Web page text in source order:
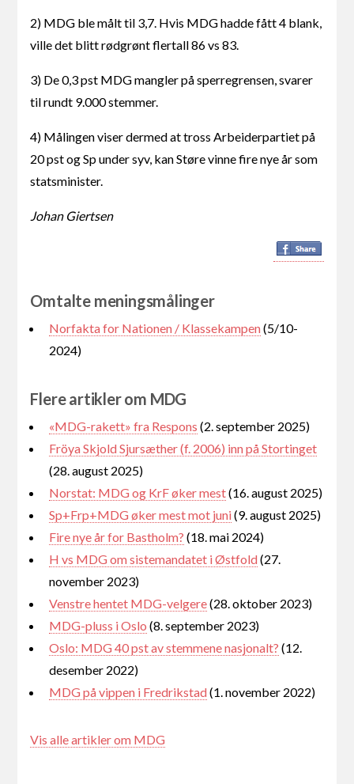
2) MDG ble målt til 3,7. Hvis MDG hadde fått 4 blank,
ville det blitt rødgrønt flertall 86 vs 83.
3) De 0,3 pst MDG mangler på sperregrensen, svarer
til rundt 9.000 stemmer.
4) Målingen viser dermed at tross Arbeiderpartiet på
20 pst og Sp under syv, kan Støre vinne fire nye år som
statsminister.
Johan Giertsen
Omtalte meningsmålinger
Norfakta for Nationen / Klassekampen(5/10-
2024)
Flere artikler om MDG
«MDG-rakett» fra Respons (2. september 2025)
Fröya Skjold Sjursæther (f. 2006) inn på Stortinget
(28. august 2025)
Norstat: MDG og KrF øker mest(16. august 2025)
Sp+Frp+MDG øker mest mot juni(9. august 2025)
Fire nye år for Bastholm? (18. mai 2024)
H vs MDG om sistemandatet i Østfold(27.
november 2023)
Venstre hentet MDG-velgere(28. oktober 2023)
MDG-pluss i Oslo (8. september 2023)
Oslo: MDG 40 pst av stemmene nasjonalt? (12.
desember 2022)
MDG på vippen i Fredrikstad(1. november 2022)
Vis alle artikler om MDG